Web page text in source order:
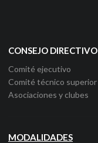
CONSEJO DIRECTIVO
Comité ejecutivo
Comité técnico superior
Asociaciones y clubes
MODALIDADES